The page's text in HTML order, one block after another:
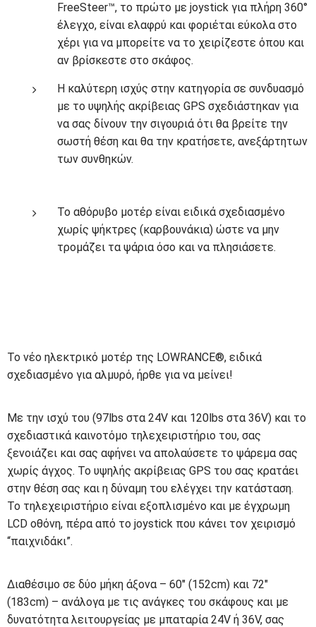
FreeSteer™, το πρώτο με joystick για πλήρη 360°
έλεγχο, είναι ελαφρύ και φοριέται εύκολα στο
χέρι για να μπορείτε να το χειρίζεστε όπου και
αν βρίσκεστε στο σκάφος.
Η καλύτερη ισχύς στην κατηγορία σε συνδυασμό
με το υψηλής ακρίβειας GPS σχεδιάστηκαν για
να σας δίνουν την σιγουριά ότι θα βρείτε την
σωστή θέση και θα την κρατήσετε, ανεξάρτητων
των συνθηκών.
Το αθόρυβο μοτέρ είναι ειδικά σχεδιασμένο
χωρίς ψήκτρες (καρβουνάκια) ώστε να μην
τρομάζει τα ψάρια όσο και να πλησιάσετε.
Το νέο ηλεκτρικό μοτέρ της LOWRANCE®, ειδικά
σχεδιασμένο για αλμυρό, ήρθε για να μείνει!
Με την ισχύ του (97lbs στα 24V και 120lbs στα 36V) και το
σχεδιαστικά καινοτόμο τηλεχειριστήριο του, σας
ξενοιάζει και σας αφήνει να απολαύσετε το ψάρεμα σας
χωρίς άγχος. Το υψηλής ακρίβειας GPS του σας κρατάει
στην θέση σας και η δύναμη του ελέγχει την κατάσταση.
Το τηλεχειριστήριο είναι εξοπλισμένο και με έγχρωμη
LCD οθόνη, πέρα από το joystick που κάνει τον χειρισμό
“παιχνιδάκι”.
Διαθέσιμο σε δύο μήκη άξονα – 60″ (152cm) και 72″
(183cm) – ανάλογα με τις ανάγκες του σκάφους και με
δυνατότητα λειτουργείας με μπαταρία 24V ή 36V, σας